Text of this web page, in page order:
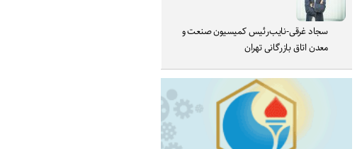
سجاد غرقی-نایب‌رئیس کمیسیون صنعت و
معدن اتاق بازرگانی تهران